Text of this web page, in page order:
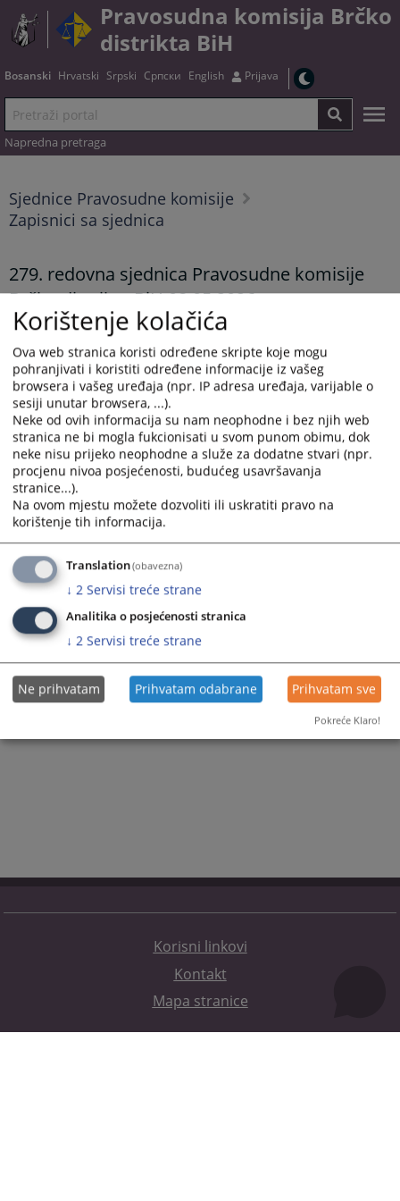
Pravosudna komisija Brčko
distrikta BiH
Bosanski Hrvatski Srpski Српски English Prijava
Napredna pretraga
Sjednice Pravosudne komisije
Zapisnici sa sjednica
279. redovna sjednica Pravosudne komisije
Brčko distrikta BiH 08.05.2026.
10.06.2026.
Zapisnik možete preuzetiOVDJE.
Prikazana vijest je na: Bosanski jezik
Vijest dostupna još na: Српски језик
13PREGLEDA
Korisni linkovi
Kontakt
Mapa stranice
Korištenje kolačića
Ova web stranica koristi određene skripte koje mogu
pohranjivati i koristiti određene informacije iz vašeg
browsera i vašeg uređaja (npr. IP adresa uređaja, varijable o
sesiji unutar browsera, ...).
Neke od ovih informacija su nam neophodne i bez njih web
stranica ne bi mogla fukcionisati u svom punom obimu, dok
neke nisu prijeko neophodne a služe za dodatne stvari (npr.
procjenu nivoa posjećenosti, budućeg usavršavanja
stranice...).
Na ovom mjestu možete dozvoliti ili uskratiti pravo na
korištenje tih informacija.
Translation(obavezna)
↓ 2 Servisi treće strane
Analitika o posjećenosti stranica
↓ 2 Servisi treće strane
Ne prihvatam Prihvatam odabrane Prihvatam sve
Pokreće Klaro!